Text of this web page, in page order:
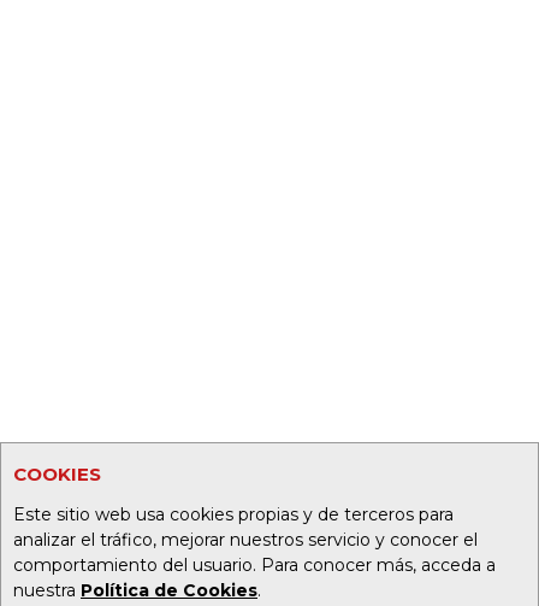
COOKIES
Este sitio web usa cookies propias y de terceros para
analizar el tráfico, mejorar nuestros servicio y conocer el
comportamiento del usuario. Para conocer más, acceda a
nuestra Política de Cookies.